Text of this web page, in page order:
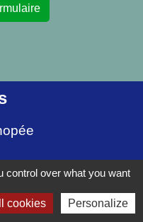
du site -
control over what you want
cookies Personalize